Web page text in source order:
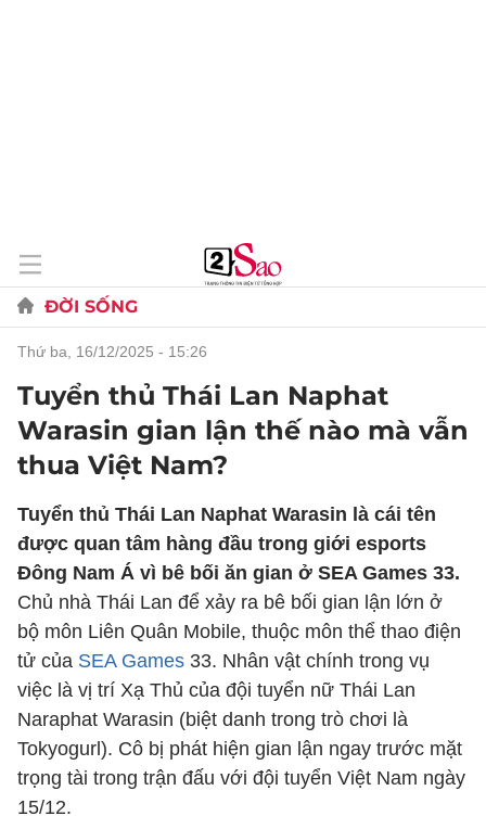
ĐỜI SỐNG
thứ ba, 16/12/2025 - 15:26
Tuyển thủ Thái Lan Naphat
Warasin gian lận thế nào mà vẫn
thua Việt Nam?
Tuyển thủ Thái Lan Naphat Warasin là cái tên
được quan tâm hàng đầu trong giới esports
Đông Nam Á vì bê bối ăn gian ở SEA Games 33.
Chủ nhà Thái Lan để xảy ra bê bối gian lận lớn ở
bộ môn Liên Quân Mobile, thuộc môn thể thao điện
tử của SEA Games 33. Nhân vật chính trong vụ
việc là vị trí Xạ Thủ của đội tuyển nữ Thái Lan
Naraphat Warasin (biệt danh trong trò chơi là
Tokyogurl). Cô bị phát hiện gian lận ngay trước mặt
trọng tài trong trận đấu với đội tuyển Việt Nam ngày
15/12.